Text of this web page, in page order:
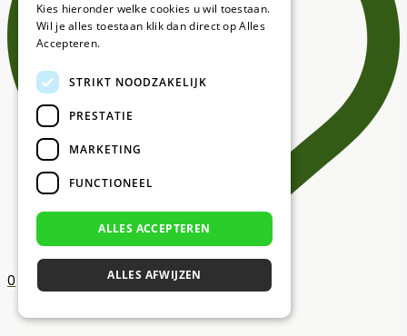
0
Kies hieronder welke cookies u wil toestaan.
Wil je alles toestaan klik dan direct op Alles
Accepteren.
STRIKT NOODZAKELIJK
PRESTATIE
MARKETING
FUNCTIONEEL
ALLES ACCEPTEREN
ALLES AFWIJZEN